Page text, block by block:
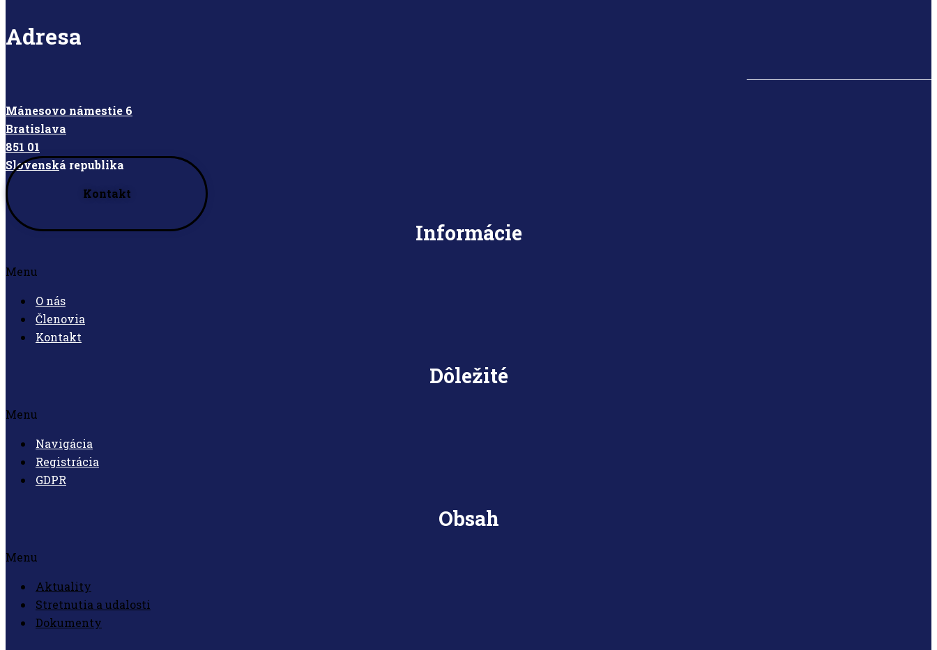
Adresa
Mánesovo námestie 6
Bratislava
851 01
Slovenská republika
Kontakt
Informácie
Menu
O nás
Členovia
Kontakt
Dôležité
Menu
Navigácia
Registrácia
GDPR
Obsah
Menu
Aktuality
Stretnutia a udalosti
Dokumenty